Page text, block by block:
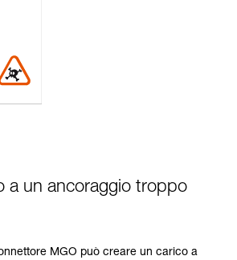
a un ancoraggio troppo
MGO può creare un carico a